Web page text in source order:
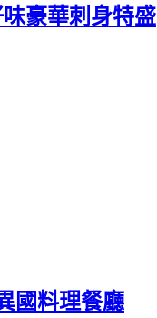
豪華刺身特盛
國料理餐廳